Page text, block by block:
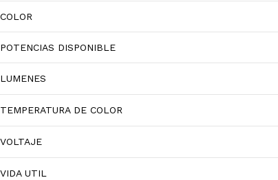
COLOR
POTENCIAS DISPONIBLE
LUMENES
TEMPERATURA DE COLOR
VOLTAJE
VIDA UTIL